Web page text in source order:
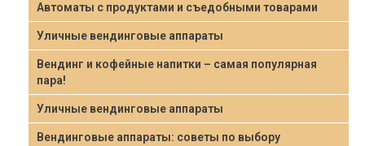
Автоматы с продуктами и съедобными товарами
Уличные вендинговые аппараты
Вендинг и кофейные напитки – самая популярная
пара!
Уличные вендинговые аппараты
Вендинговые аппараты: советы по выбору